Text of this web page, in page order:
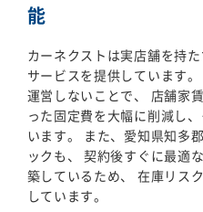
能
カーネクストは実店舗を持
サービスを提供しています
運営しないことで、 店舗家
った固定費を大幅に削減し
います。 また、愛知県知多
ックも、 契約後すぐに最適
築しているため、 在庫リス
しています。